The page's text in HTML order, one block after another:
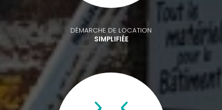
DÉMARCHE DE LOCATION
SIMPLIFIÉE